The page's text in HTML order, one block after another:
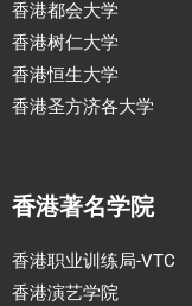
香港都会大学
香港树仁大学
香港恒生大学
香港圣方济各大学
香港著名学院
香港职业训练局-VTC
香港演艺学院